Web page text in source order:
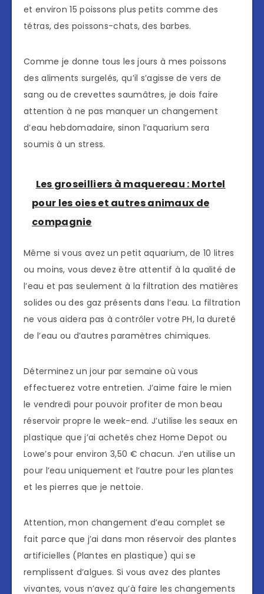
et environ 15 poissons plus petits comme des
tétras, des poissons-chats, des barbes.
Comme je donne tous les jours à mes poissons
des aliments surgelés, qu’il s’agisse de vers de
sang ou de crevettes saumâtres, je dois faire
attention à ne pas manquer un changement
d’eau hebdomadaire, sinon l’aquarium sera
soumis à un stress.
Les groseilliers à maquereau : Mortel
pour les oies et autres animaux de
compagnie
Même si vous avez un petit aquarium, de 10 litres
ou moins, vous devez être attentif à la qualité de
l’eau et pas seulement à la filtration des matières
solides ou des gaz présents dans l’eau. La filtration
ne vous aidera pas à contrôler votre PH, la dureté
de l’eau ou d’autres paramètres chimiques.
Déterminez un jour par semaine où vous
effectuerez votre entretien. J’aime faire le mien
le vendredi pour pouvoir profiter de mon beau
réservoir propre le week-end. J’utilise les seaux en
plastique que j’ai achetés chez Home Depot ou
Lowe’s pour environ 3,50 € chacun. J’en utilise un
pour l’eau uniquement et l’autre pour les plantes
et les pierres que je nettoie.
Attention, mon changement d’eau complet se
fait parce que j’ai dans mon réservoir des plantes
artificielles (Plantes en plastique) qui se
remplissent d’algues. Si vous avez des plantes
vivantes, vous n’avez qu’à faire les changements